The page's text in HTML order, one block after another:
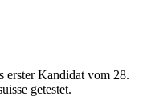
erster Kandidat vom 28.
getestet.